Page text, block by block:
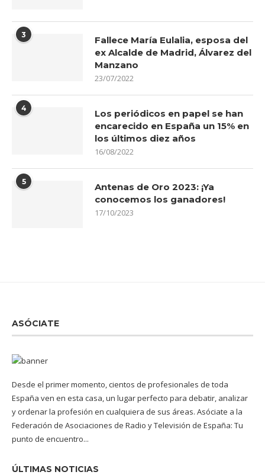
3
Fallece María Eulalia, esposa del
ex Alcalde de Madrid, Álvarez del
Manzano
23/07/2022
4
Los periódicos en papel se han
encarecido en España un 15% en
los últimos diez años
16/08/2022
5
Antenas de Oro 2023: ¡Ya
conocemos los ganadores!
17/10/2023
ASÓCIATE
Desde el primer momento, cientos de profesionales de toda
España ven en esta casa, un lugar perfecto para debatir, analizar
y ordenar la profesión en cualquiera de sus áreas. Asóciate a la
Federación de Asociaciones de Radio y Televisión de España: Tu
punto de encuentro...
ÚLTIMAS NOTICIAS